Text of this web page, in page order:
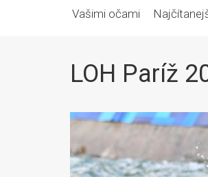
Vašimi očami
LOH Paríž